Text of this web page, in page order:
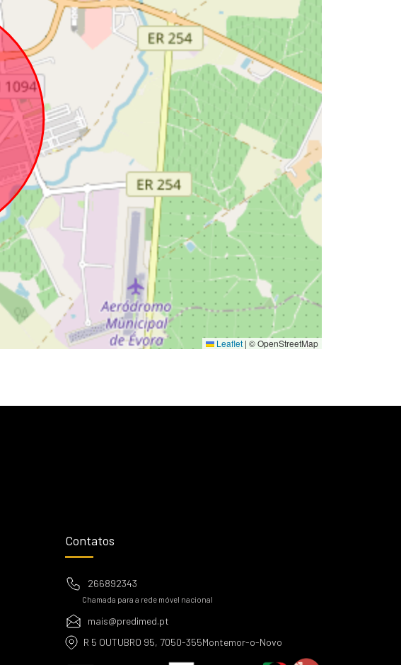
Leaflet | © OpenStreetMap
Contatos
266892343
Chamada para a rede móvel nacional
mais@predimed.pt
R 5 OUTUBRO 95, 7050-355Montemor-o-Novo